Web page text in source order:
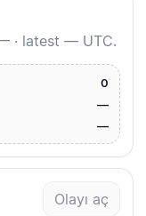
· latest — UTC.
0
—
—
Olayı aç